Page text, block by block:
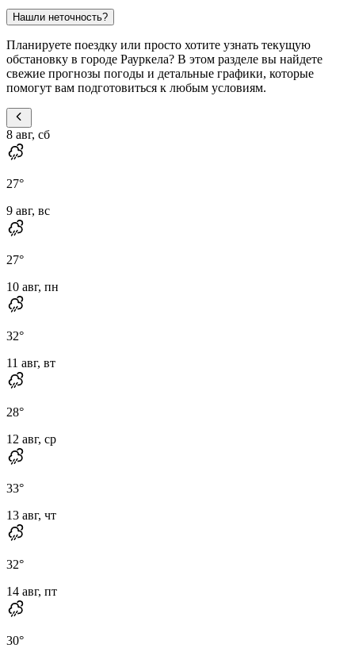
Нашли неточность?
Планируете поездку или просто хотите узнать текущую
обстановку в городе Рауркела? В этом разделе вы найдете
свежие прогнозы погоды и детальные графики, которые
помогут вам подготовиться к любым условиям.
8 авг, сб
27°
9 авг, вс
27°
10 авг, пн
32°
11 авг, вт
28°
12 авг, ср
33°
13 авг, чт
32°
14 авг, пт
30°